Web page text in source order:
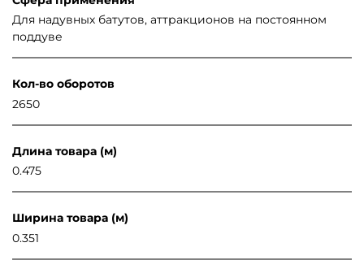
Для надувных батутов, аттракционов на постоянном
поддуве
Кол-во оборотов
2650
Длина товара (м)
0.475
Ширина товара (м)
0.351